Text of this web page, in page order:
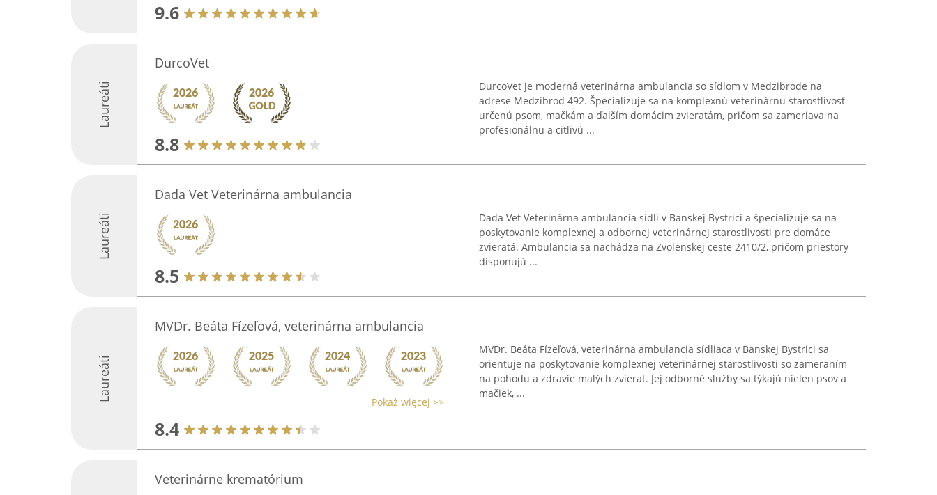
9.6
Laureáti
DurcoVet
8.8
DurcoVet je moderná veterinárna ambulancia so sídlom v Medzibrode na
adrese Medzibrod 492. Špecializuje sa na komplexnú veterinárnu starostlivosť
určenú psom, mačkám a ďalším domácim zvieratám, pričom sa zameriava na
profesionálnu a citlivú ...
Laureáti
Dada Vet Veterinárna ambulancia
8.5
Dada Vet Veterinárna ambulancia sídli v Banskej Bystrici a špecializuje sa na
poskytovanie komplexnej a odbornej veterinárnej starostlivosti pre domáce
zvieratá. Ambulancia sa nachádza na Zvolenskej ceste 2410/2, pričom priestory
disponujú ...
Laureáti
MVDr. Beáta Fízeľová, veterinárna ambulancia
Pokaż więcej >>
8.4
MVDr. Beáta Fízeľová, veterinárna ambulancia sídliaca v Banskej Bystrici sa
orientuje na poskytovanie komplexnej veterinárnej starostlivosti so zameraním
na pohodu a zdravie malých zvierat. Jej odborné služby sa týkajú nielen psov a
mačiek, ...
Veterinárne krematórium